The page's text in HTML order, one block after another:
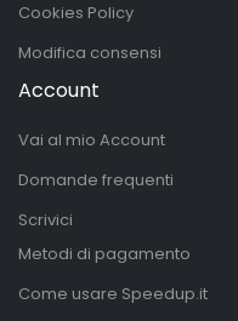
Cookies Policy
Modifica consensi
Account
Vai al mio Account
Domande frequenti
Scrivici
Metodi di pagamento
Come usare Speedup.it